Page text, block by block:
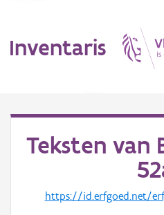
Inventaris
Aanduidingsobject
Teksten van
https://id.erfgoed.net/